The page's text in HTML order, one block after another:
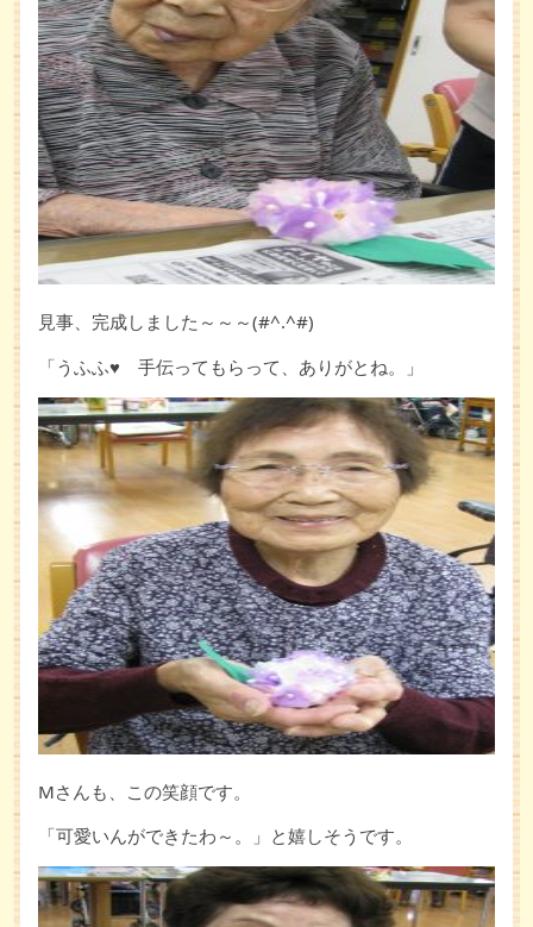
見事、完成しました～～～(#^.^#)
「うふふ♥ 手伝ってもらって、ありがとね。」
Mさんも、この笑顔です。
「可愛いんができたわ～。」と嬉しそうです。